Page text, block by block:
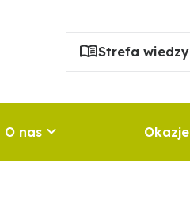
Strefa wiedzy
O nas Okazje